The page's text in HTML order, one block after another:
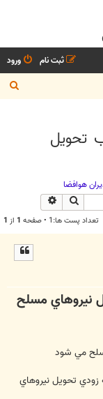
ورود
ثبت نام
س
تحويل
هوافضا
جستجو
تعداد پست ها:1 • صفحه 1 از 1
نيروهاي مسلح
مي شود
تحويل نيروهاي